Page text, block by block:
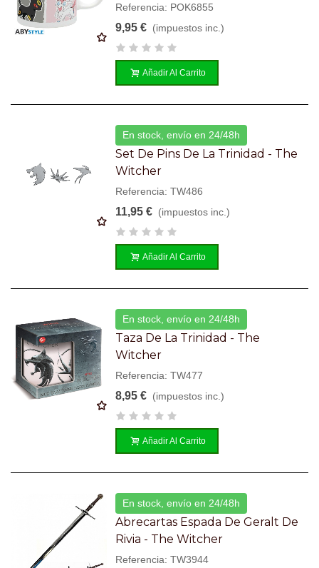
Referencia: POK6855
9,95 € (impuestos inc.)
Añadir Al Carrito
En stock, envío en 24/48h
Set De Pins De La Trinidad - The
Witcher
Referencia: TW486
11,95 € (impuestos inc.)
Añadir Al Carrito
En stock, envío en 24/48h
Taza De La Trinidad - The
Witcher
Referencia: TW477
8,95 € (impuestos inc.)
Añadir Al Carrito
En stock, envío en 24/48h
Abrecartas Espada De Geralt De
Rivia - The Witcher
Referencia: TW3944